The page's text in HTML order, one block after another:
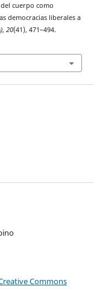
cuerpo como
democracias liberales a
, 20(41), 471–494.
Commons